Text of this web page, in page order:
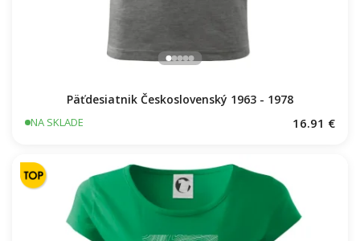
Päťdesiatnik Československý 1963 - 1978
NA SKLADE 16.91 €